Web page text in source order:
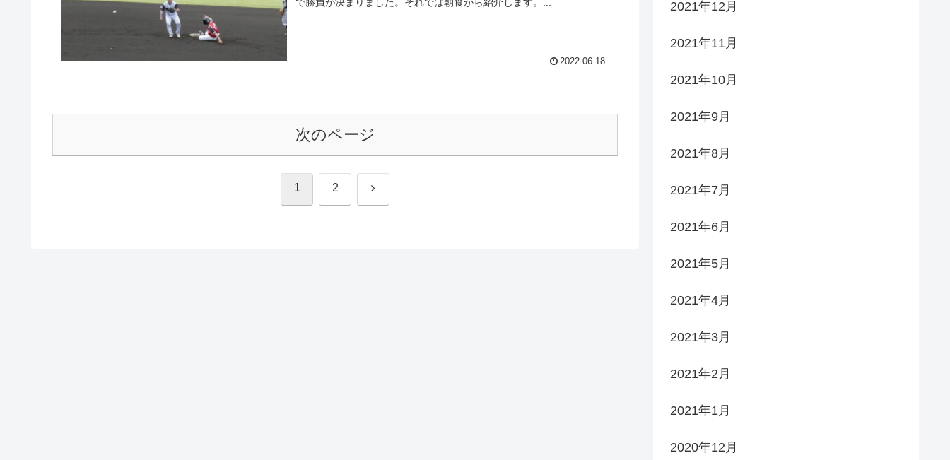
2022.06.18
次のページ
1 2 次
2021年12月
2021年11月
2021年10月
2021年9月
2021年8月
2021年7月
2021年6月
2021年5月
2021年4月
2021年3月
2021年2月
2021年1月
2020年12月